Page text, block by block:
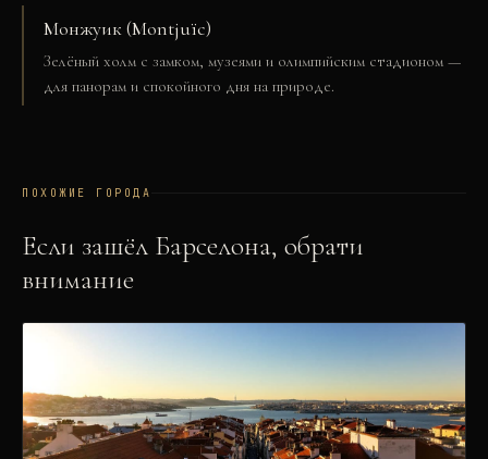
Монжуик (Montjuïc)
Зелёный холм с замком, музеями и олимпийским стадионом —
для панорам и спокойного дня на природе.
ПОХОЖИЕ ГОРОДА
Если зашёл Барселона, обрати
внимание